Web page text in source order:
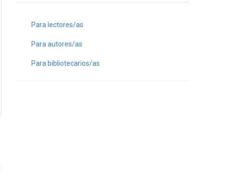
Para lectores/as
Para autores/as
Para bibliotecarios/as